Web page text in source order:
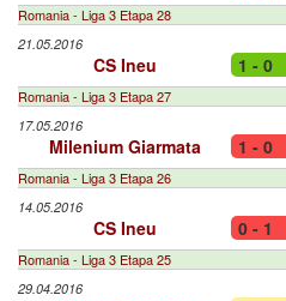
Romania - Liga 3 Etapa 28
21.05.2016
CS Ineu 1 - 0
Romania - Liga 3 Etapa 27
17.05.2016
Milenium Giarmata 1 - 0
Romania - Liga 3 Etapa 26
14.05.2016
CS Ineu 0 - 1
Romania - Liga 3 Etapa 25
29.04.2016